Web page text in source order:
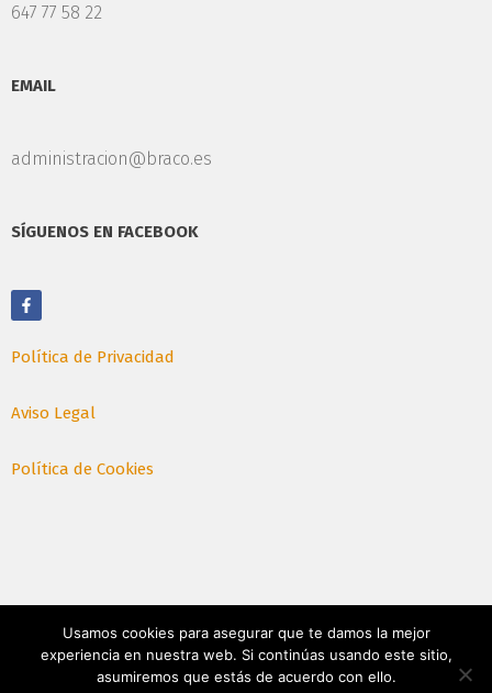
647 77 58 22
EMAIL
administracion@braco.es
SÍGUENOS EN FACEBOOK
Política de Privacidad
Aviso Legal
Política de Cookies
© Julio 2026. Todos los derechos reservados, Braco SL.
Usamos cookies para asegurar que te damos la mejor
experiencia en nuestra web. Si continúas usando este sitio,
asumiremos que estás de acuerdo con ello.